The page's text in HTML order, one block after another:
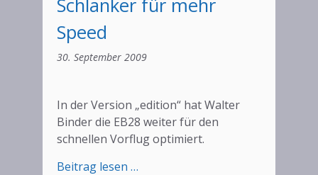
Schlanker für mehr
Speed
30. September 2009
In der Version „edition“ hat Walter
Binder die EB28 weiter für den
schnellen Vorflug optimiert.
Beitrag lesen …